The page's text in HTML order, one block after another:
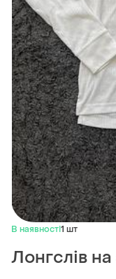
В наявності1 шт
Лонгслів